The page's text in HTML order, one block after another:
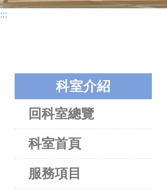
:::
科室介紹
回科室總覽
科室首頁
服務項目